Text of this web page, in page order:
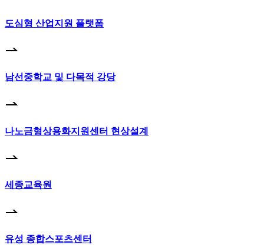
도심형 산업지원 플랫폼
남선중학교 및 다목적 강당
나노금형상용화지원센터 현상설계
세종교육원
유성 종합스포츠센터